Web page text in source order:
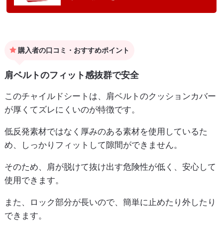
購入者の口コミ・おすすめポイント
肩ベルトのフィット感抜群で安全
このチャイルドシートは、肩ベルトのクッションカバー
が厚くてズレにくいのが特徴です。
低反発素材ではなく厚みのある素材を使用しているた
め、しっかりフィットして隙間ができません。
そのため、肩が脱けて抜け出す危険性が低く、安心して
使用できます。
また、ロック部分が長いので、簡単に止めたり外したり
できます。